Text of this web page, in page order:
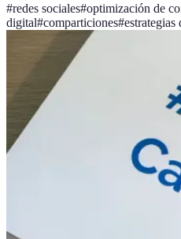
#redes sociales#optimización de
digital#comparticiones#estrategias